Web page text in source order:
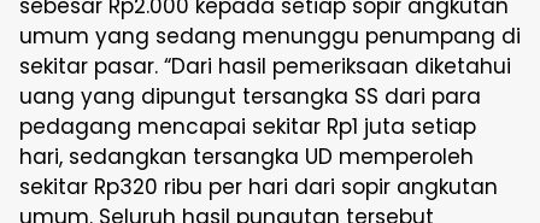
sebesar Rp2.000 kepada setiap sopir angkutan
umum yang sedang menunggu penumpang di
sekitar pasar. “Dari hasil pemeriksaan diketahui
uang yang dipungut tersangka SS dari para
pedagang mencapai sekitar Rp1 juta setiap
hari, sedangkan tersangka UD memperoleh
sekitar Rp320 ribu per hari dari sopir angkutan